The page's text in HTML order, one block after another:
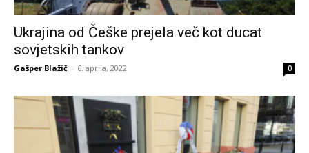
Ukrajina od Češke prejela več kot ducat
sovjetskih tankov
Gašper Blažič - 6. aprila, 2022 0